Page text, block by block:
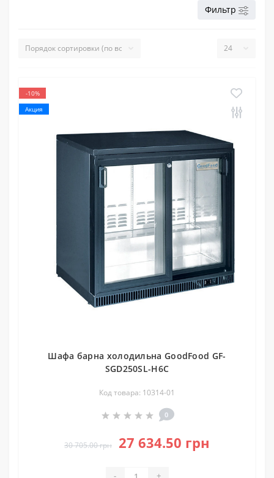
Фильтр
-10%
Акция
Шафа барна холодильна GoodFood GF-
SGD250SL-H6C
Код товара: 10314-01
0
30 705.00 грн 27 634.50 грн